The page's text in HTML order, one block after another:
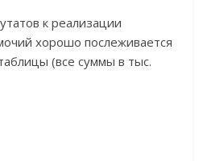
к реализации
хорошо послеживается
(все суммы в тыс.